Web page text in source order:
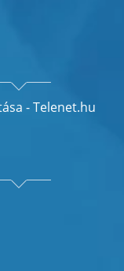
- Telenet.hu